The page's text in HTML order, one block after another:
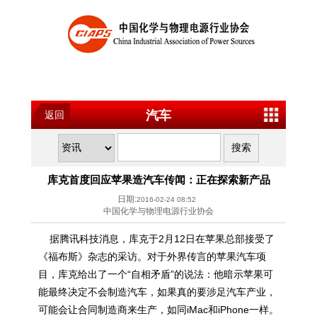
返回 汽车
库克首度回应苹果造汽车传闻：正在探索新产品
日期:2016-02-24 08:52
中国化学与物理电源行业协会
据腾讯科技消息，库克于2月12日在苹果总部接受了
《福布斯》杂志的采访。对于外界传言的苹果汽车项
目，库克给出了一个“自相矛盾”的说法：他暗示苹果可
能最终决定不会制造汽车，如果真的要涉足汽车产业，
可能会让合同制造商来生产，如同iMac和iPhone一样。